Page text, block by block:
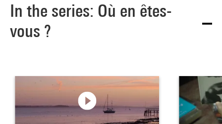
In the series: Où en êtes-
vous ?